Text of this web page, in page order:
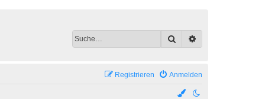
Suche
Anmelden
Registrieren